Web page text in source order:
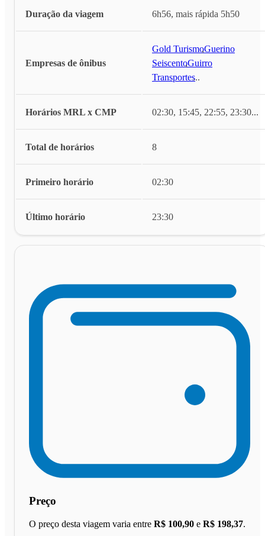
Duração da viagem 6h56, mais rápida 5h50
Empresas de ônibus
Gold Turismo,Guerino
Seiscento,Guirro
Transportes...
Horários MRL x CMP 02:30, 15:45, 22:55, 23:30...
Total de horários 8
Primeiro horário 02:30
Último horário 23:30
Preço
O preço desta viagem varia entre R$ 100,90 e R$ 198,37.